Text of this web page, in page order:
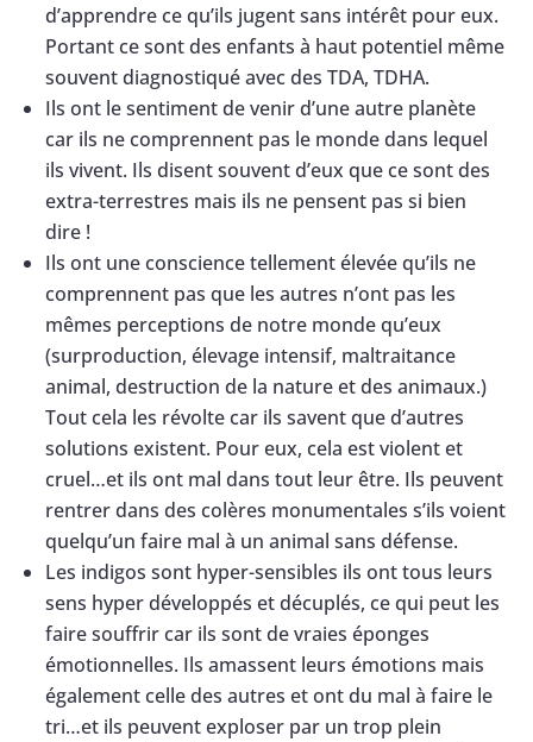
d’apprendre ce qu’ils jugent sans intérêt pour eux.
Portant ce sont des enfants à haut potentiel même
souvent diagnostiqué avec des TDA, TDHA.
Ils ont le sentiment de venir d’une autre planète
car ils ne comprennent pas le monde dans lequel
ils vivent. Ils disent souvent d’eux que ce sont des
extra-terrestres mais ils ne pensent pas si bien
dire !
Ils ont une conscience tellement élevée qu’ils ne
comprennent pas que les autres n’ont pas les
mêmes perceptions de notre monde qu’eux
(surproduction, élevage intensif, maltraitance
animal, destruction de la nature et des animaux.)
Tout cela les révolte car ils savent que d’autres
solutions existent. Pour eux, cela est violent et
cruel…et ils ont mal dans tout leur être. Ils peuvent
rentrer dans des colères monumentales s’ils voient
quelqu’un faire mal à un animal sans défense.
Les indigos sont hyper-sensibles ils ont tous leurs
sens hyper développés et décuplés, ce qui peut les
faire souffrir car ils sont de vraies éponges
émotionnelles. Ils amassent leurs émotions mais
également celle des autres et ont du mal à faire le
tri…et ils peuvent exploser par un trop plein